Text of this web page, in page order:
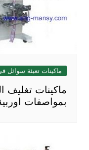
ماكينات تعبئة سوائل
ماكينات
بمواصفات